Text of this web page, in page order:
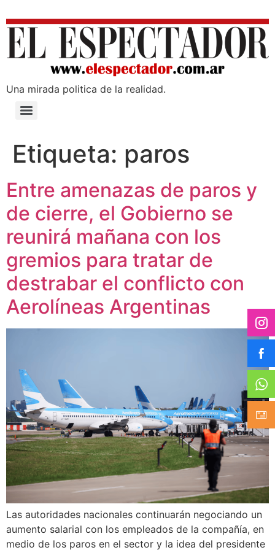
Una mirada poli­tica de la realidad.
Etiqueta: paros
Entre amenazas de paros y
de cierre, el Gobierno se
reunirá mañana con los
gremios para tratar de
destrabar el conflicto con
Aerolíneas Argentinas
Las autoridades nacionales continuarán negociando un
aumento salarial con los empleados de la compañía, en
medio de los paros en el sector y la idea del presidente